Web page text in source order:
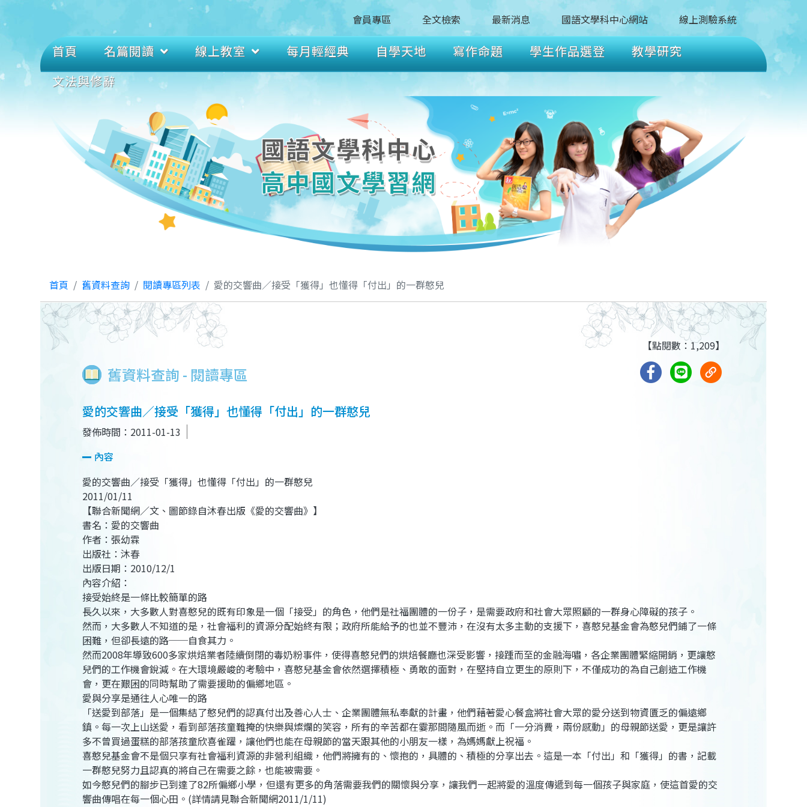
會員專區 全文檢索 最新消息 國語文學科中心網站 線上測驗系統
首頁 名篇閱讀 線上教室 每月輕經典 自學天地 寫作命題 學生作品選登
教學研究
文法與修辭
首頁 舊資料查詢 閱讀專區列表 愛的交響曲／接受「獲得」也懂得「付出」的一群憨兒
舊資料查詢 - 閱讀專區
【點閱數：1,209】
愛的交響曲／接受「獲得」也懂得「付出」的一群憨兒
發佈時間：2011-01-13
內容
愛的交響曲／接受「獲得」也懂得「付出」的一群憨兒
2011/01/11
【聯合新聞網／文、圖節錄自沐春出版《愛的交響曲》】
書名：愛的交響曲
作者：張幼霖
出版社：沐春
出版日期：2010/12/1
內容介紹：
接受始終是一條比較簡單的路
長久以來，大多數人對喜憨兒的既有印象是一個「接受」的角色，他們是社福團體的一份子，是需要政府和社會大眾照顧的一群身心障礙的孩子。
然而，大多數人不知道的是，社會福利的資源分配始終有限；政府所能給予的也並不豐沛，在沒有太多主動的支援下，喜憨兒基金會為憨兒們鋪了一條
困難，但卻長遠的路──自食其力。
然而2008年導致600多家烘焙業者陸續倒閉的毒奶粉事件，使得喜憨兒們的烘焙餐廳也深受影響，接踵而至的金融海嘯，各企業團體緊縮開銷，更讓憨
兒們的工作機會銳減。在大環境嚴峻的考驗中，喜憨兒基金會依然選擇積極、勇敢的面對，在堅持自立更生的原則下，不僅成功的為自己創造工作機
會，更在艱困的同時幫助了需要援助的偏鄉地區。
愛與分享是通往人心唯一的路
「送愛到部落」是一個集結了憨兒們的認真付出及善心人士、企業團體無私奉獻的計畫，他們藉著愛心餐盒將社會大眾的愛分送到物資匱乏的偏遠鄉
鎮。每一次上山送愛，看到部落孩童難掩的快樂與燦爛的笑容，所有的辛苦都在霎那間隨風而逝。而「一分消費，兩份感動」的母親節送愛，更是讓許
多不曾買過蛋糕的部落孩童欣喜雀躍，讓他們也能在母親節的當天跟其他的小朋友一樣，為媽媽獻上祝福。
喜憨兒基金會不是個只享有社會福利資源的非營利組織，他們將擁有的、懷抱的，具體的、積極的分享出去。這是一本「付出」和「獲得」的書，記載
一群憨兒努力且認真的將自己在需要之餘，也能被需要。
如今憨兒們的腳步已到達了82所偏鄉小學，但還有更多的角落需要我們的關懷與分享，讓我們一起將愛的溫度傳遞到每一個孩子與家庭，使這首愛的交
響曲傳唱在每一個心田。(詳情請見聯合新聞網2011/1/11)